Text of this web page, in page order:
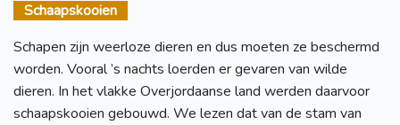
Schaapskooien
Schapen zijn weerloze dieren en dus moeten ze beschermd
worden. Vooral ’s nachts loerden er gevaren van wilde
dieren. In het vlakke Overjordaanse land werden daarvoor
schaapskooien gebouwd. We lezen dat van de stam van